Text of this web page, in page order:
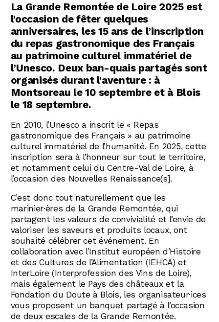
La Grande Remontée de Loire 2025 est
l'occasion de fêter quelques
anniversaires, les 15 ans de l’inscription
du repas gastronomique des Français
au patrimoine culturel immatériel de
l’Unesco. Deux ban-quais partagés sont
organisés durant l'aventure : à
Montsoreau le 10 septembre et à Blois
le 18 septembre.
En 2010, l’Unesco a inscrit le « Repas
gastronomique des Français » au patrimoine
culturel immatériel de l’humanité. En 2025, cette
inscription sera à l’honneur sur tout le territoire,
et notamment celui du Centre-Val de Loire, à
l’occasion des Nouvelles Renaissance(s].
C’est donc tout naturellement que les
marinier·ères de la Grande Remontée, qui
partagent les valeurs de convivialité et l’envie de
valoriser les saveurs et produits locaux, ont
souhaité célébrer cet événement. En
collaboration avec l’Institut européen d’Histoire
et des Cultures de l’Alimentation (IEHCA) et
InterLoire (Interprofession des Vins de Loire),
mais également le Pays des châteaux et la
Fondation du Doute à Blois, les organisateur·ices
vous proposent un banquet partagé à l’occasion
de deux escales de la Grande Remontée.